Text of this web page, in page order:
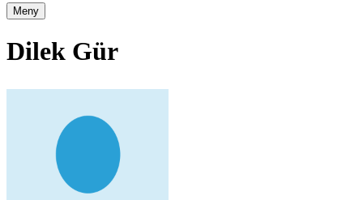
Meny
Dilek Gür